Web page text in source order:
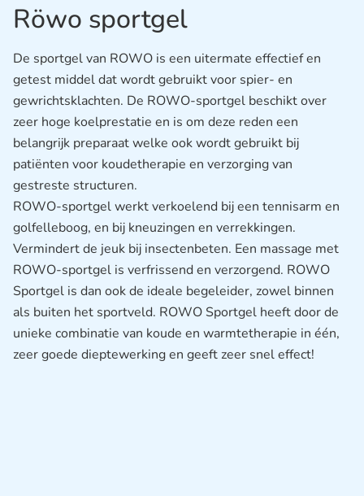
Röwo sportgel
De sportgel van ROWO is een uitermate effectief en
getest middel dat wordt gebruikt voor spier- en
gewrichtsklachten. De ROWO-sportgel beschikt over
zeer hoge koelprestatie en is om deze reden een
belangrijk preparaat welke ook wordt gebruikt bij
patiënten voor koudetherapie en verzorging van
gestreste structuren.
ROWO-sportgel werkt verkoelend bij een tennisarm en
golfelleboog, en bij kneuzingen en verrekkingen.
Vermindert de jeuk bij insectenbeten. Een massage met
ROWO-sportgel is verfrissend en verzorgend. ROWO
Sportgel is dan ook de ideale begeleider, zowel binnen
als buiten het sportveld. ROWO Sportgel heeft door de
unieke combinatie van koude en warmtetherapie in één,
zeer goede dieptewerking en geeft zeer snel effect!